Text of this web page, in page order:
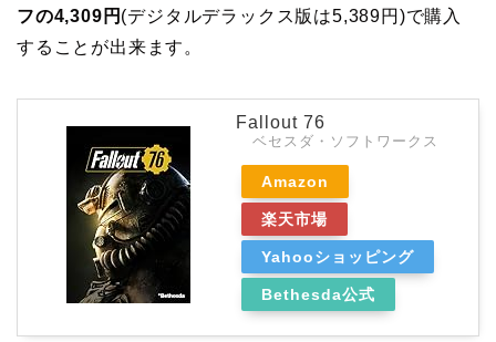
フの4,309円 (デジタルデラックス版は5,389円)で購入
することが出来ます。
Fallout 76
ベセスダ・ソフトワークス
Amazon
楽天市場
Yahooショッピング
Bethesda公式